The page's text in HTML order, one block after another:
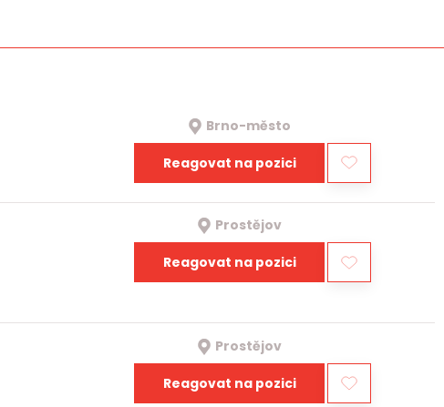
Brno-město
Reagovat na pozici
Prostějov
Reagovat na pozici
Prostějov
Reagovat na pozici